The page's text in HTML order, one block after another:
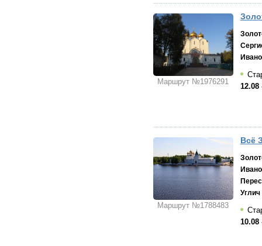
Маршрут №1976291
12.08
Маршрут №1788483
Всё
Углич
10.08